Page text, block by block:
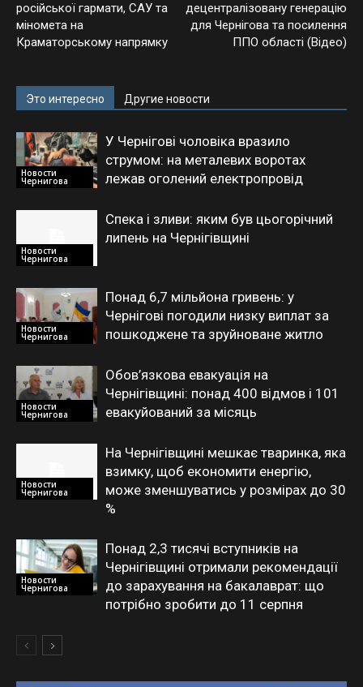
російської гармати, САУ та
міномета на
Краматорському напрямку
децентралізовану генерацію
для Чернігова та посилення
ППО області (Відео)
Это интересно Другие новости
Новости
Чернигова
У Чернігові чоловіка вразило
струмом: на металевих воротах
лежав оголений електропровід
Новости
Чернигова
Спека і зливи: яким був цьогорічний
липень на Чернігівщині
Новости
Чернигова
Понад 6,7 мільйона гривень: у
Чернігові погодили низку виплат за
пошкоджене та зруйноване житло
Новости
Чернигова
Обов’язкова евакуація на
Чернігівщині: понад 400 відмов і 101
евакуйований за місяць
Новости
Чернигова
На Чернігівщині мешкає тваринка, яка
взимку, щоб економити енергію,
може зменшуватись у розмірах до 30
%
Новости
Чернигова
Понад 2,3 тисячі вступників на
Чернігівщині отримали рекомендації
до зарахування на бакалаврат: що
потрібно зробити до 11 серпня